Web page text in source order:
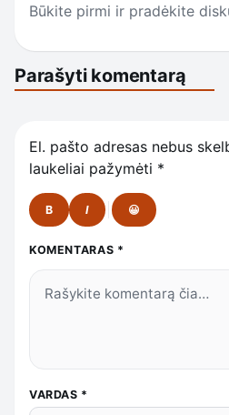
Būkite pirmi ir pradėkite
Parašyti komentarą
El. pašto adresas nebus
laukeliai pažymėti *
B I 😀
KOMENTARAS *
VARDAS *